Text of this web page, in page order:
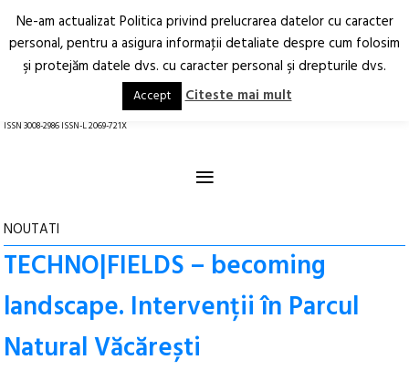
Arhitectură.
Oraș.
RO EN
ISSN 3008-2986 ISSN-L 2069-721X
≡
NOUTATI
TECHNO|FIELDS – becoming
landscape. Intervenții în Parcul
Natural Văcărești
Ne-am actualizat Politica privind prelucrarea datelor cu caracter
personal, pentru a asigura informaţii detaliate despre cum folosim
şi protejăm datele dvs. cu caracter personal şi drepturile dvs.
Accept Citeste mai mult